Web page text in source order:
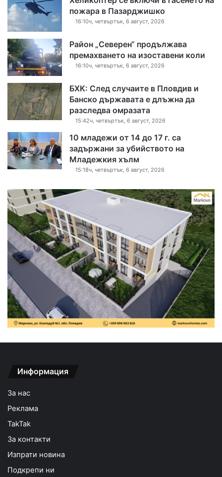
пожара в Пазарджишко
16:10ч, четвъртък, 6 август, 2026
Район „Северен“ продължава
премахването на изоставени коли
16:10ч, четвъртък, 6 август, 2026
БХК: След случаите в Пловдив и
Банско държавата е длъжна да
разследва омразата
15:42ч, четвъртък, 6 август, 2026
10 младежи от 14 до 17 г. са
задържани за убийството на
Младежкия хълм
15:18ч, четвъртък, 6 август, 2026
Информация
За нас
Реклама
TakTak
За контакти
Изпрати новина
Подкрепи ни